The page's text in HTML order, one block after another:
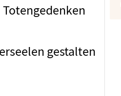
Totengedenken
gestalten